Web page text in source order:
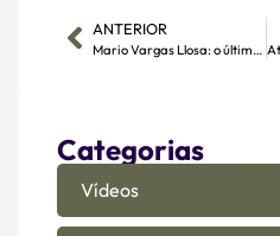
ANTERIOR
Mario Vargas Llosa: o último personagem de si mesmo
Categorias
Vídeos